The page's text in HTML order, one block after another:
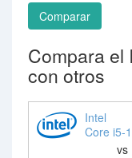
Comparar
Compara el
con otros
Intel
Core i5-
vs